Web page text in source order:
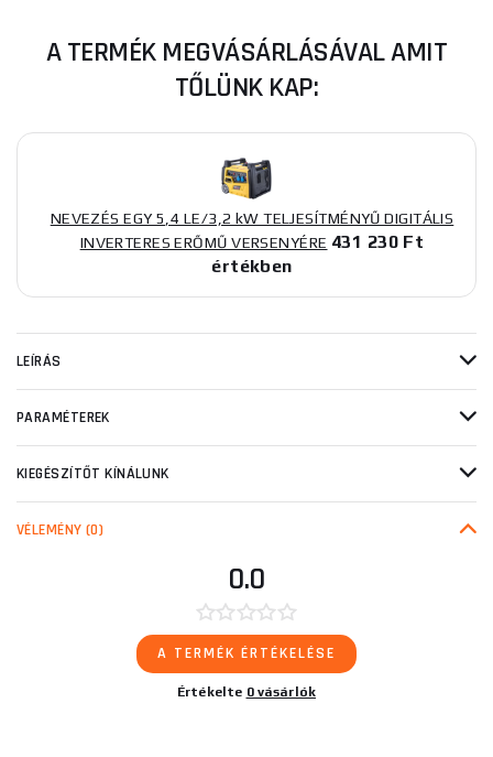
A TERMÉK MEGVÁSÁRLÁSÁVAL AMIT
TŐLÜNK KAP:
NEVEZÉS EGY 5,4 LE/3,2 kW TELJESÍTMÉNYŰ DIGITÁLIS
INVERTERES ERŐMŰ VERSENYÉRE 431 230 Ft
értékben
LEÍRÁS
PARAMÉTEREK
KIEGÉSZÍTŐT KÍNÁLUNK
VÉLEMÉNY (0)
0.0
A TERMÉK ÉRTÉKELÉSE
Értékelte 0 vásárlók